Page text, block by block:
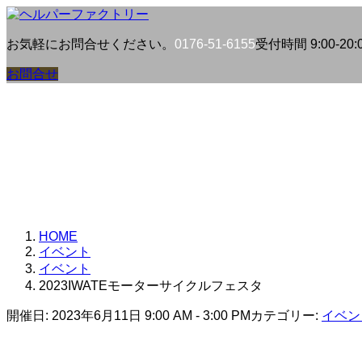
コ
テ
ン
ツ
ナ
ゲ
ー
シ
お気軽にお問合せください。 0176-51-6155受付時間 9:00-
お問合せ
HOME
イベント
イベント
2023IWATEモーターサイクルフェスタ
開催日: 2023年6月11日 9:00 AM - 3:00 PM カテゴリー: イベン